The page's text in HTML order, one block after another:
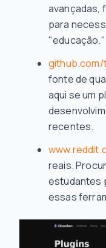
avançadas,
para
"educação."
fonte de
aqui se um
recentes.
reais.
estudantes
essas